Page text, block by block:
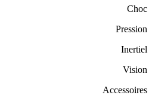
Choc
Pression
Inertiel
Vision
Accessoires